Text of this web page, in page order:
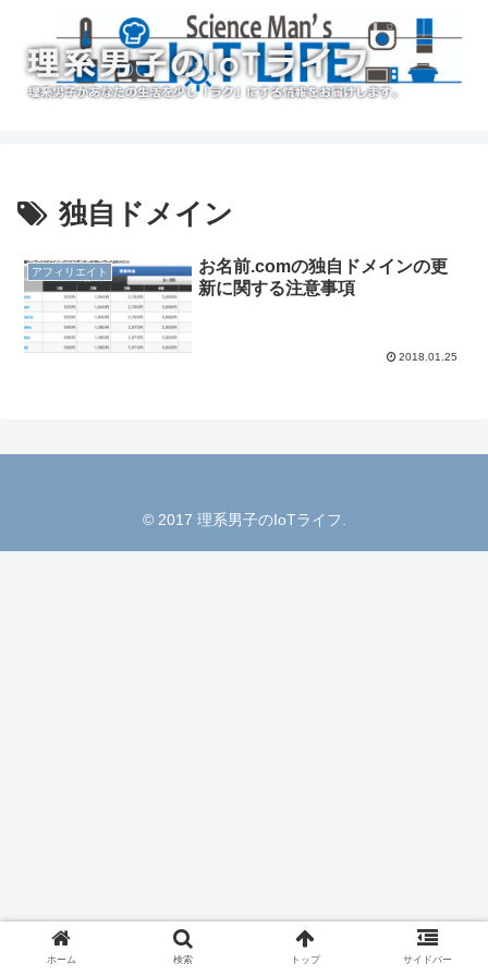
独自ドメイン
アフィリエイト
お名前.comの独自ドメインの更
新に関する注意事項
2018.01.25
© 2017 理系男子のIoTライフ.
ホーム 検索 トップ サイドバー